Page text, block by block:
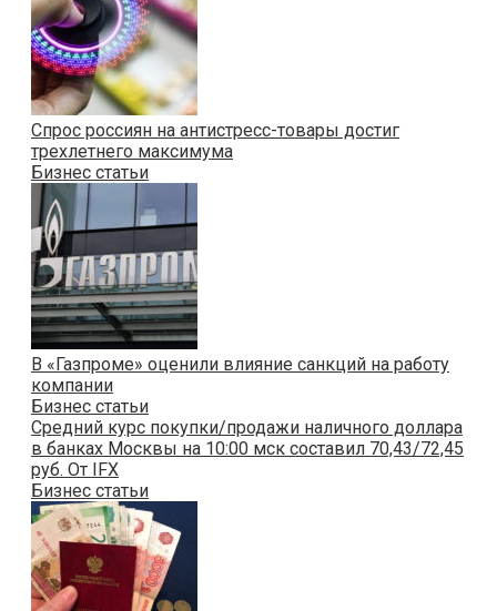
Спрос россиян на антистресс-товары достиг
трехлетнего максимума
Бизнес статьи
В «Газпроме» оценили влияние санкций на работу
компании
Бизнес статьи
Cредний курс покупки/продажи наличного доллара
в банках Москвы на 10:00 мск составил 70,43/72,45
руб. От IFX
Бизнес статьи